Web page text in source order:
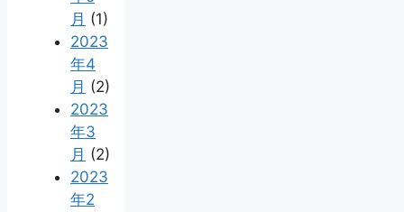
月 (1)
2023
年4
月 (2)
2023
年3
月 (2)
2023
年2